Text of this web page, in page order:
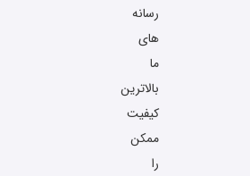
رسانه
های
ما
بالاترین
کیفیت
ممکن
را